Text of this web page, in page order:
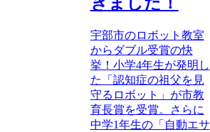
宇部市のロボット教室
からダブル受賞の快
挙！小学4年生が発明し
た「認知症の祖父を見
守るロボット」が市教
育長賞を受賞。さらに
中学1年生の「自動エサ